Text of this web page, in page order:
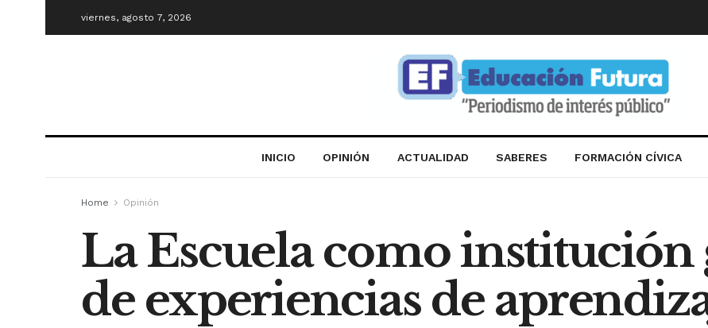
viernes, agosto 7, 2026
INICIO OPINIÓN ACTUALIDAD SABERES FORMACIÓN CÍVICA
Home Opinión
La Escuela como institución
de experiencias de